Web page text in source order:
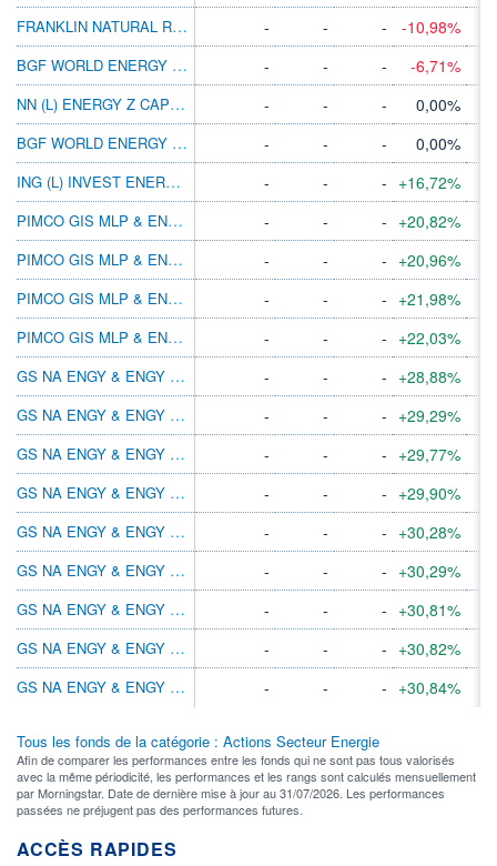
FRANKLIN NATURAL RESOURCES W(ACC)USD
- - -
-10,98%
BGF WORLD ENERGY D4
- - -
-6,71%
NN (L) ENERGY Z CAP USD
- - -
0,00%
BGF WORLD ENERGY AJ 2
- - -
0,00%
ING (L) INVEST ENERGY Y USD ACC
- - - +16,72%
PIMCO GIS MLP & ENGY INFR E USD ACC
- - - +20,82%
PIMCO GIS MLP & ENGY INFR E USD INC
- - - +20,96%
PIMCO GIS MLP & ENGY INFR INS USD INC
- - - +21,98%
PIMCO GIS MLP & ENGY INFR INS USD ACC
- - - +22,03%
GS NA ENGY & ENGY INFRAS EQ E ACC EUR
- - - +28,88%
GS NA ENGY & ENGY INFRAS EQ A INC USD
- - - +29,29%
GS NA ENGY & ENGY INFRAS EQ BASE INC USD
- - - +29,77%
GS NA ENGY & ENGY INFRAS EQ BASE ACC USD
- - - +29,90%
GS NA ENGY & ENGY INFRAS EQ P ACC USD
- - - +30,28%
GS NA ENGY & ENGY INFRAS EQ P INC USD
- - - +30,29%
GS NA ENGY & ENGY INFRAS EQ R INC USD
- - - +30,81%
GS NA ENGY & ENGY INFRAS EQ R ACC USD
- - - +30,82%
GS NA ENGY & ENGY INFRAS EQ R ACC EUR
- - - +30,84%
Tous les fonds de la catégorie : Actions Secteur Energie
Afin de comparer les performances entre les fonds qui ne sont pas tous valorisés
avec la même périodicité, les performances et les rangs sont calculés mensuellement
par Morningstar. Date de dernière mise à jour au 31/07/2026. Les performances
passées ne préjugent pas des performances futures.
ACCÈS RAPIDES